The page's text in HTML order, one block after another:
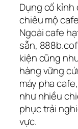
Dụng cố kỉnh
chiêu mộ cafe
Ngoài cafe
sẵn,
kiện cũng
hàng vững
máy pha
như nhiều
phục trải
vực.